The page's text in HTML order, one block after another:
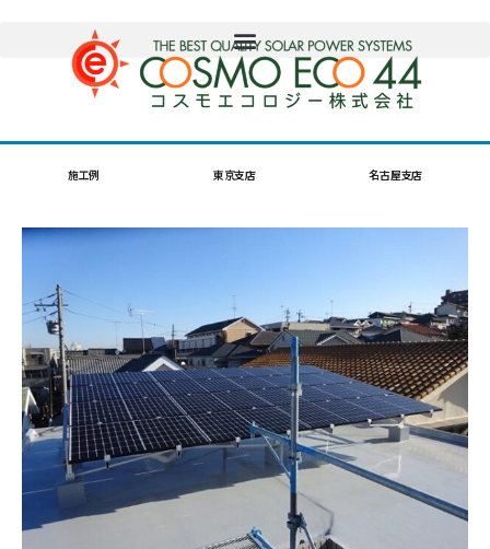
施工例 東京支店 名古屋支店